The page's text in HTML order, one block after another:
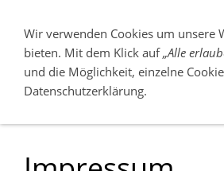
ÜBER UNS
Wir verwenden Cookies um unsere
bieten. Mit dem Klick auf„Alle
und die Möglichkeit, einzelne
Datenschutzerklärung.